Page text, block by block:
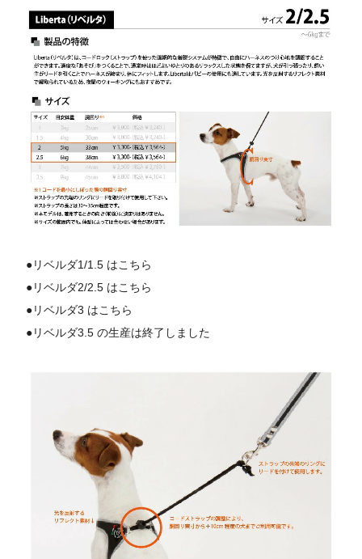
●リベルダ1/1.5 はこちら
●リベルダ2/2.5 はこちら
●リベルダ3 はこちら
●リベルダ3.5 の生産は終了しました